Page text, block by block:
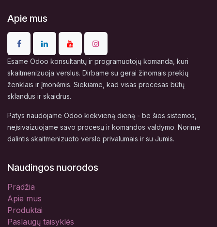
Apie mus
Esame Odoo konsultantų ir programuotojų komanda, kuri
skaitmenizuoja verslus. Dirbame su gerai žinomais prekių
ženklais ir įmonėmis. Siekiame, kad visas procesas būtų
sklandus ir skaidrus.
Patys naudojame Odoo kiekvieną dieną - be šios sistemos,
neįsivaizuojame savo procesų ir komandos valdymo. Norime
dalintis skaitmenizuoto verslo privalumais ir su Jumis.
Naudingos nuorodos
Pradžia
Apie mus
Produktai
Paslaugų taisyklės